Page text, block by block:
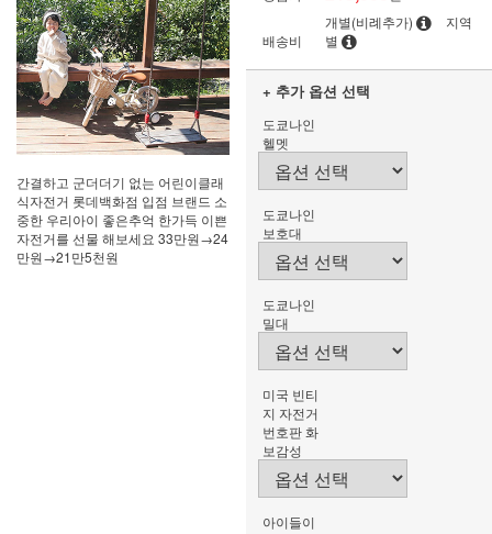
간결하고 군더더기 없는 어린이클래
식자전거 롯데백화점 입점 브랜드 소
중한 우리아이 좋은추억 한가득 이쁜
자전거를 선물 해보세요 33만원→24
만원→21만5천원
배송비
개별(비례추가)
지역
별
+ 추가 옵션 선택
도쿄나인
헬멧
도쿄나인
보호대
도쿄나인
밀대
미국 빈티
지 자전거
번호판 화
보감성
아이들이